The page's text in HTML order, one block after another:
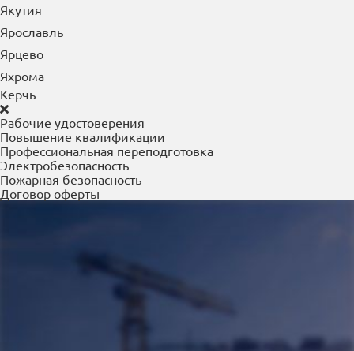
Якутия
Ярославль
Ярцево
Яхрома
Керчь
Рабочие удостоверения
Повышение квалификации
Профессиональная переподготовка
Электробезопасность
Пожарная безопасность
Договор оферты